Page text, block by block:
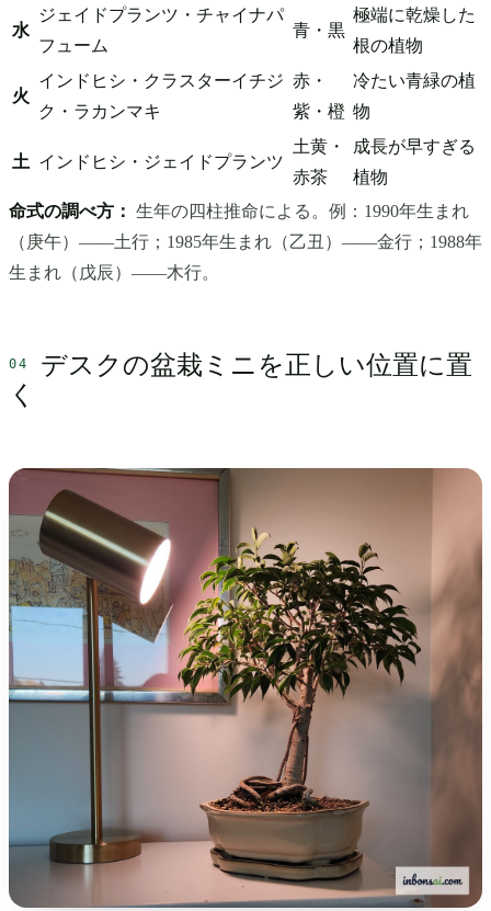
水
ジェイドプランツ・チャイナパ
フューム
青・黒
極端に乾燥した
根の植物
火
インドヒシ・クラスターイチジ
ク・ラカンマキ
赤・
紫・橙
冷たい青緑の植
物
土 インドヒシ・ジェイドプランツ
土黄・
赤茶
成長が早すぎる
植物
命式の調べ方： 生年の四柱推命による。例：1990年生まれ
（庚午）——土行；1985年生まれ（乙丑）——金行；1988年
生まれ（戊辰）——木行。
デスクの盆栽ミニを正しい位置に置
く